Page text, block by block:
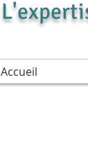
Accueil